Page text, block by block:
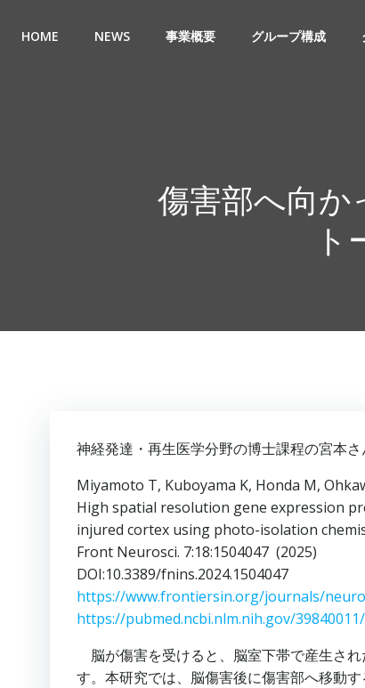
HOME NEWS 事業概要 グループ構成
傷害部へ向
神経発達・再生医学分野の博士課程の宮本
Miyamoto T, Kuboyama K, Honda M,
High spatial resolution gene expression
injured cortex using photo-isolation
Front Neurosci. 7:18:1504047 (2025)
DOI:10.3389/fnins.2024.1504047
https://www.frontiersin.org/journals/
https://pubmed.ncbi.nlm.nih.gov/39840011/
脳が傷害を受けると、脳室下帯で産生さ
す。本研究では、脳傷害後に傷害部へ移動